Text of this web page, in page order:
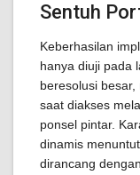
Sentuh
Keberhasilan
hanya diuji pada
beresolusi
saat diakses
ponsel pintar.
dinamis
dirancang